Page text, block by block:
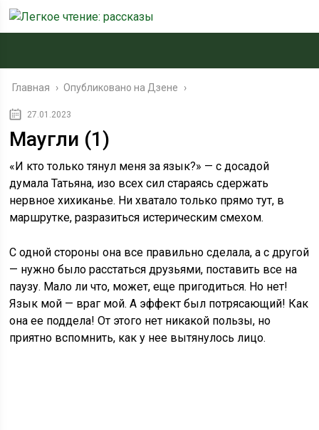
Главная › Опубликовано на Дзене ›
27.01.2023
Маугли (1)
«И кто только тянул меня за язык?» — с досадой
думала Татьяна, изо всех сил стараясь сдержать
нервное хихиканье. Ни хватало только прямо тут, в
маршрутке, разразиться истерическим смехом.
С одной стороны она все правильно сделала, а с другой
— нужно было расстаться друзьями, поставить все на
паузу. Мало ли что, может, еще пригодиться. Но нет!
Язык мой — враг мой. А эффект был потрясающий! Как
она ее поддела! От этого нет никакой пользы, но
приятно вспомнить, как у нее вытянулось лицо.